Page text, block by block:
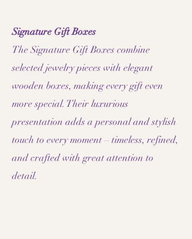
Signature Gift Boxes
The Signature Gift Boxes combine
selected jewelry pieces with elegant
wooden boxes, making every gift even
more special. Their luxurious
presentation adds a personal and stylish
touch to every moment – timeless, refined,
and crafted with great attention to
detail.